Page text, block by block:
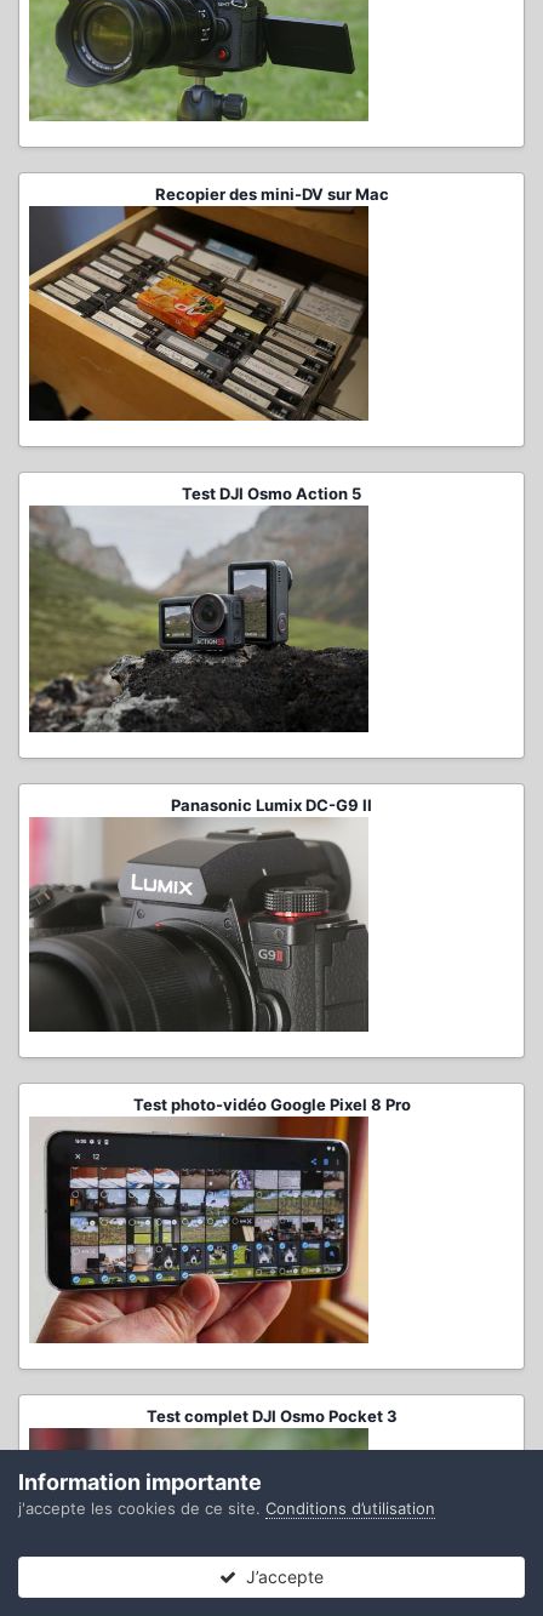
Recopier des mini-DV sur Mac
Test DJI Osmo Action 5
Panasonic Lumix DC-G9 II
Test photo-vidéo Google Pixel 8 Pro
Test complet DJI Osmo Pocket 3
Information importante
j'accepte les cookies de ce site. Conditions d’utilisation
J’accepte